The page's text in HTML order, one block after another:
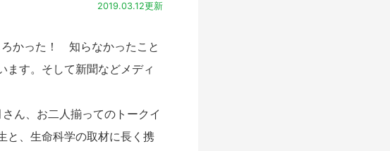
2019.03.12更新
かった！ 知らなかったこと
ます。そして新聞などメディ
ん、お二人揃ってのトークイ
と、生命科学の取材に長く携